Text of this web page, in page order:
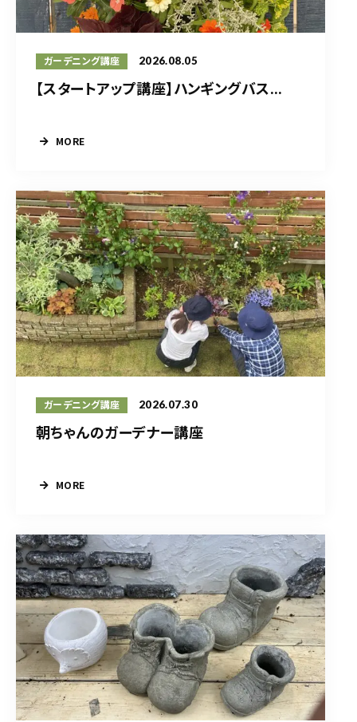
ガーデニング講座 2026.08.05
【スタートアップ講座】ハンギングバス...
MORE
ガーデニング講座 2026.07.30
朝ちゃんのガーデナー講座
MORE